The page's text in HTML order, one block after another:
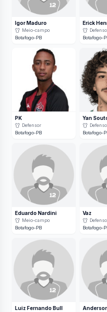
Igor Maduro
Meio-campo
Botafogo-PB
Erick
Botafogo-
PK
Defensor
Botafogo-PB
Yan
Botafogo-
Eduardo Nardini
Meio-campo
Botafogo-PB
Vaz
Botafogo-
Luiz Fernando Bull